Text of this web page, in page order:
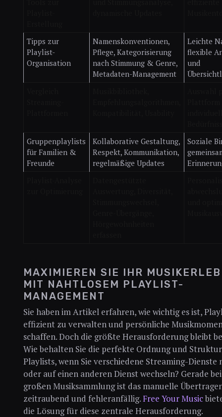
Tipps zur
Playlist-
Organisation
Namenskonventionen,
Pflege, Kategorisierung
nach Stimmung & Genre,
Metadaten-Management
Leichte
flexible
und
Gruppenplaylists
für Familien &
Freunde
Kollaborative Gestaltung,
Respekt, Kommunikation,
regelmäßige Updates
Soziale
MAXIMIEREN SIE IHR
MIT NAHTLOSEM PLAYLIST-
MANAGEMENT
Sie haben im Artikel erfahren, wie wichtig es ist,
effizient zu verwalten und persönliche
schaffen. Doch die größte Herausforderung bleibt
Wie behalten Sie die perfekte Ordnung und
Playlists, wenn Sie verschiedene Streaming-Dienste
oder auf einen anderen Dienst wechseln? Gerade
großen Musiksammlung ist das manuelle
zeitraubend und fehleranfällig.Free Your Music
die Lösung für diese zentrale Herausforderung.